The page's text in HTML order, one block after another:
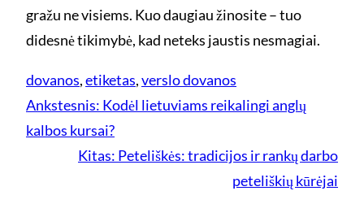
gražu ne visiems. Kuo daugiau žinosite – tuo
didesnė tikimybė, kad neteks jaustis nesmagiai.
dovanos, etiketas, verslo dovanos
Ankstesnis: Kodėl lietuviams reikalingi anglų
kalbos kursai?
Kitas: Peteliškės: tradicijos ir rankų darbo
peteliškių kūrėjai